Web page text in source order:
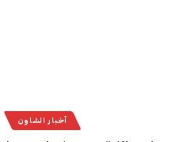
أخبار الشاون